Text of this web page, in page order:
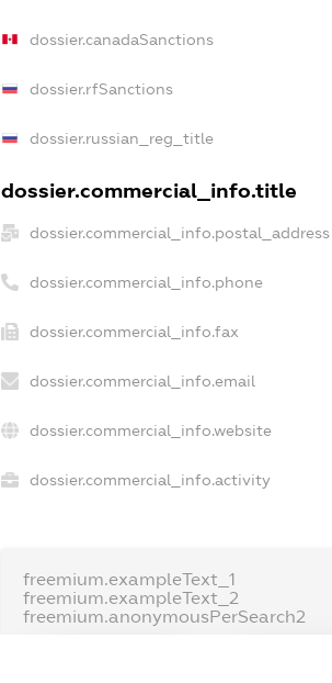
dossier.canadaSanctions
dossier.rfSanctions
dossier.russian_reg_title
dossier.commercial_info.title
dossier.commercial_info.postal_address
dossier.commercial_info.phone
dossier.commercial_info.fax
dossier.commercial_info.email
dossier.commercial_info.website
dossier.commercial_info.activity
freemium.exampleText_1
freemium.exampleText_2
freemium.anonymousPerSearch2